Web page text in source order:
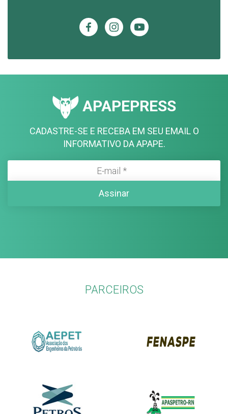
APAPEPRESS
CADASTRE-SE E RECEBA EM SEU EMAIL O
INFORMATIVO DA APAPE.
PARCEIROS